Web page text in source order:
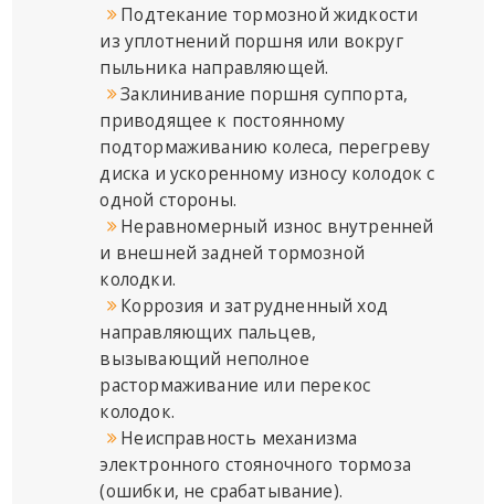
Подтекание тормозной жидкости
из уплотнений поршня или вокруг
пыльника направляющей.
Заклинивание поршня суппорта,
приводящее к постоянному
подтормаживанию колеса, перегреву
диска и ускоренному износу колодок с
одной стороны.
Неравномерный износ внутренней
и внешней задней тормозной
колодки.
Коррозия и затрудненный ход
направляющих пальцев,
вызывающий неполное
растормаживание или перекос
колодок.
Неисправность механизма
электронного стояночного тормоза
(ошибки, не срабатывание).